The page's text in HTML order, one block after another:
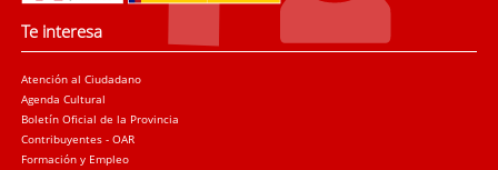
Te interesa
Atención al Ciudadano
Agenda Cultural
Boletín Oficial de la Provincia
Contribuyentes - OAR
Formación y Empleo